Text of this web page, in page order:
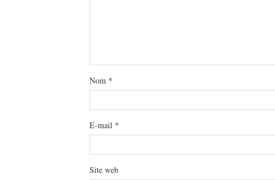
Nom *
E-mail *
Site web